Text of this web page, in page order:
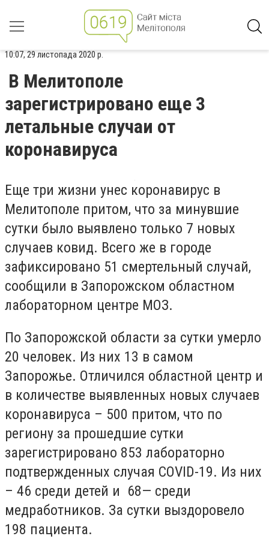
10:07, 29 листопада 2020 р.
В Мелитополе
зарегистрировано еще 3
летальные случаи от
коронавируса
Еще три жизни унес коронавирус в
Мелитополе притом, что за минувшие
сутки было выявлено только 7 новых
случаев ковид. Всего же в городе
зафиксировано 51 смертельный случай,
сообщили в Запорожском областном
лабораторном центре МОЗ.
По Запорожской области за сутки умерло
20 человек. Из них 13 в самом
Запорожье. Отличился областной центр и
в количестве выявленных новых случаев
коронавируса – 500 притом, что по
региону за прошедшие сутки
зарегистрировано 853 лабораторно
подтвержденных случая СOVID-19. Из них
– 46 среди детей и 68— среди
медработников. За сутки выздоровело
198 пациента.